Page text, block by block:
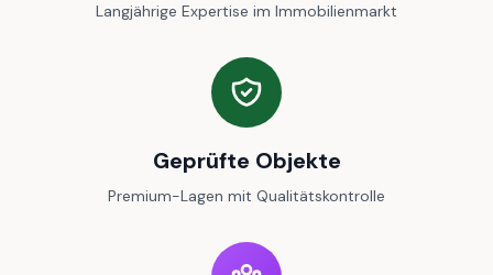
Langjährige Expertise im Immobilienmarkt
Geprüfte Objekte
Premium-Lagen mit Qualitätskontrolle